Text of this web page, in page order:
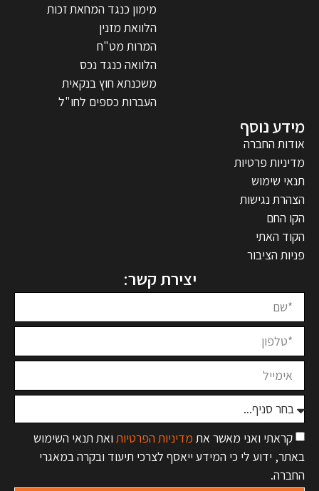
מימון כנגד המחאת זכות
הלוואת מזנין
המרות מט"ח
הלוואה כנגד נכס
משכנתא חוץ בנקאית
העברות כספים לחו"ל
מידע נוסף
אודות החברה
מדיניות פרטיות
תנאי שימוש
הצהרת נגישות
הקו החם
הקוד האתי
פניות הציבור
יצירת קשר:
קראתי ואני מאשר את מדיניות הפרטיות ואת תנאי השימוש
באתר, ידוע לי כי המידע ייאסף לצרכי תיעוד ובקרה במאגרי
החברה.